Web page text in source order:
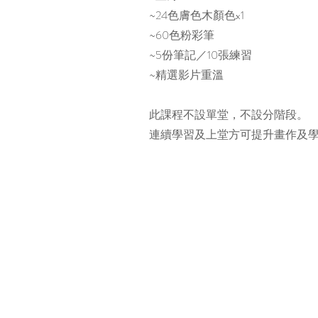
~24色膚色木顏色x1
~60色粉彩筆
~5份筆記／10張練習
~精選影片重溫
此課程不設單堂，不設分階段。
連續學習及上堂方可提升畫作及